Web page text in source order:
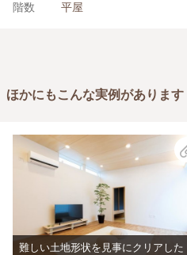
階数
平屋
ほかにもこんな実例があります
難しい土地形状を見事にクリアした